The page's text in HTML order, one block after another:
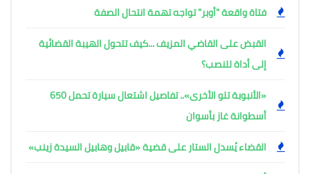
فتاة واقعة "أوبر" تواجه تهمة انتحال الصفة
القبض على القاضي المزيف ...كيف تتحول الهيبة القضائية
إلى أداة للنصب؟
«الأنبوبة تلو الأخرى».. تفاصيل اشتعال سيارة تحمل 650
أسطوانة غاز بأسوان
القضاء يُسدل الستار على قضية «قابيل وهابيل السيدة زينب»